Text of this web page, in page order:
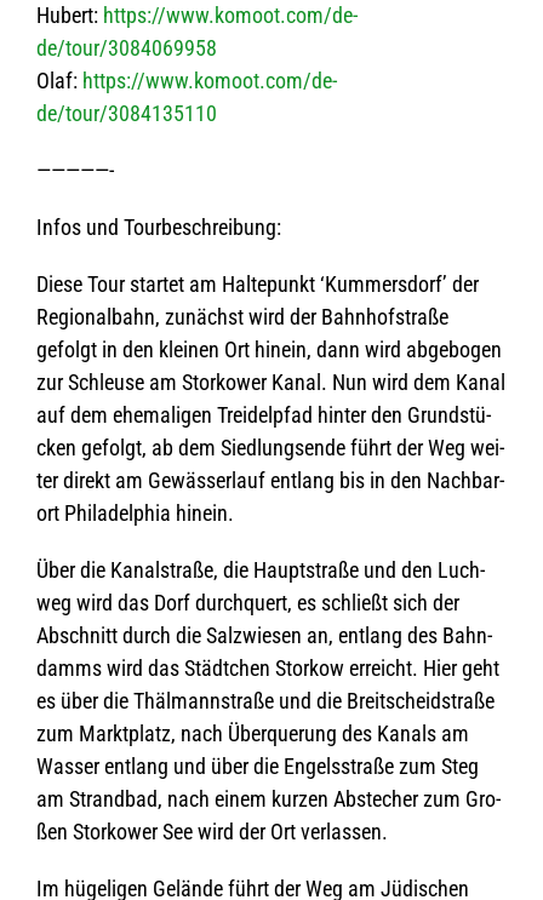
Hubert: https://www.komoot.com/de-
de/tour/3084069958
Olaf: https://www.komoot.com/de-
de/tour/3084135110
—————-
Infos und Tourbeschreibung:
Diese Tour star­tet am Hal­te­punkt ‘Kum­mers­dorf’ der
Regio­nal­bahn, zunächst wird der Bahn­hof­straße
gefolgt in den klei­nen Ort hin­ein, dann wird abge­bo­gen
zur Schleuse am Stor­kower Kanal. Nun wird dem Kanal
auf dem ehe­ma­li­gen Trei­del­pfad hin­ter den Grund­stü­
cken gefolgt, ab dem Sied­lungs­ende führt der Weg wei­
ter direkt am Gewäs­ser­lauf ent­lang bis in den Nach­bar­
ort Phil­adel­phia hinein.
Über die Kanal­straße, die Haupt­straße und den Luch­
weg wird das Dorf durch­quert, es schließt sich der
Abschnitt durch die Salz­wie­sen an, ent­lang des Bahn­
damms wird das Städt­chen Stor­kow erreicht. Hier geht
es über die Thäl­mann­straße und die Breit­scheids­traße
zum Markt­platz, nach Über­que­rung des Kanals am
Was­ser ent­lang und über die Engels­straße zum Steg
am Strand­bad, nach einem kur­zen Abste­cher zum Gro­
ßen Stor­kower See wird der Ort verlassen.
Im hüge­li­gen Gelände führt der Weg am Jüdi­schen